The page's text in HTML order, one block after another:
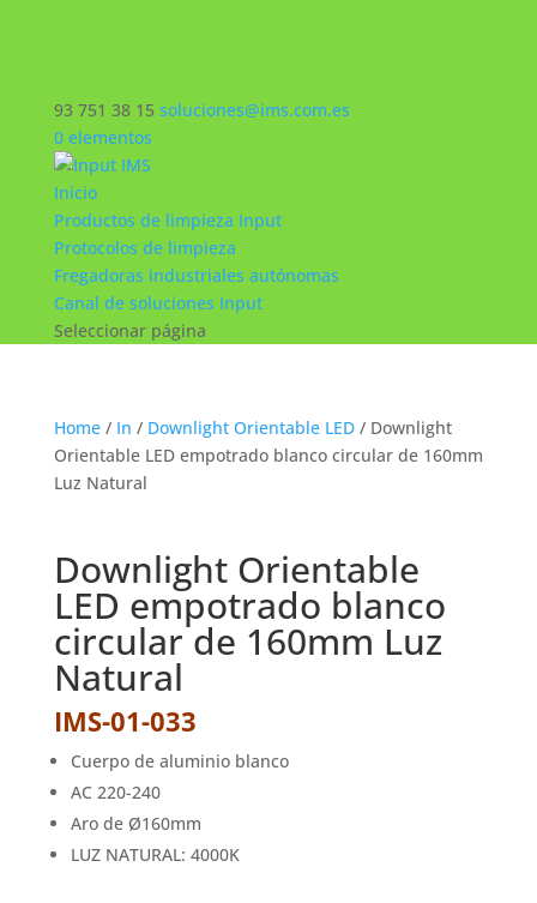
93 751 38 15 soluciones@ims.com.es
0 elementos
Inicio
Productos de limpieza Input
Protocolos de limpieza
Fregadoras industriales autónomas
Canal de soluciones Input
Seleccionar página
Home/ In / Downlight Orientable LED/ Downlight
Orientable LED empotrado blanco circular de 160mm
Luz Natural
Downlight Orientable
LED empotrado blanco
circular de 160mm Luz
Natural
IMS-01-033
Cuerpo de aluminio blanco
AC 220-240
Aro de Ø160mm
LUZ NATURAL: 4000K